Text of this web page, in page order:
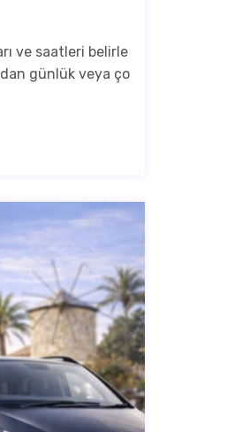
ve saatleri belirle
günlük veya ço